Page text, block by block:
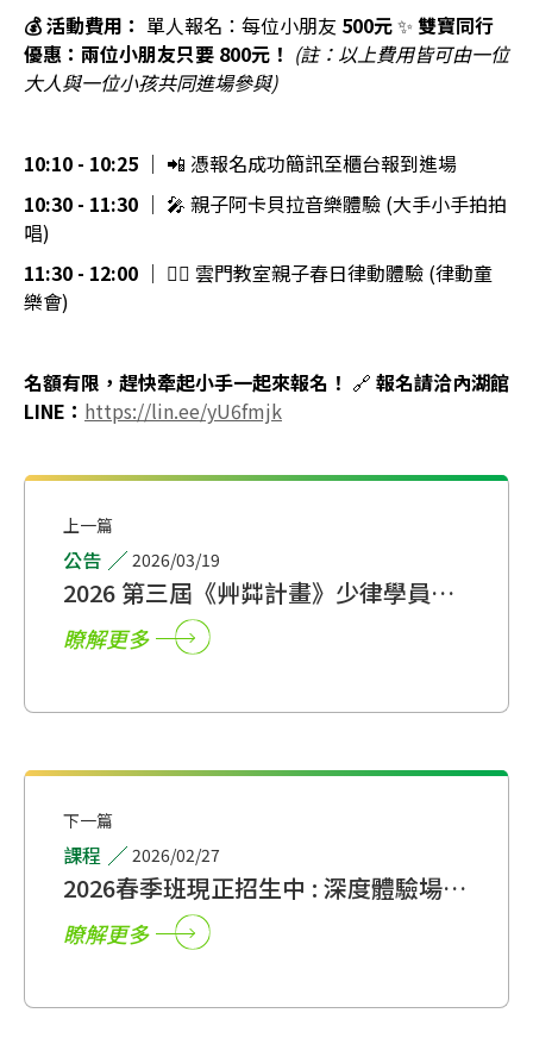
💰 活動費用： 單人報名：每位小朋友 500元✨ 雙寶同行
優惠：兩位小朋友只要 800元！ (註：以上費用皆可由一位
大人與一位小孩共同進場參與)
10:10 - 10:25 ｜ 📲 憑報名成功簡訊至櫃台報到進場
10:30 - 11:30 ｜ 🎤 親子阿卡貝拉音樂體驗 (大手小手拍拍
唱)
11:30 - 12:00 ｜ 🤸‍♀️ 雲門教室親子春日律動體驗 (律動童
樂會)
名額有限，趕快牽起小手一起來報名！ 🔗 報名請洽內湖館
LINE： https://lin.ee/yU6fmjk
上一篇
公告 2026/03/19
2026 第三屆《艸茻計畫》少律學員徵
選開始囉！嘗試表演藝術的更多可能，
走得更遠一點！（入選名單已公佈）
瞭解更多
下一篇
課程 2026/02/27
2026春季班現正招生中 : 深度體驗場次
熱情開跑
瞭解更多